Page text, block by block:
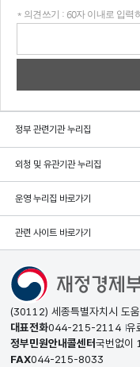
* 의견쓰기 : 60자 이내로 입력
정부 관련기관 누리집
외청 및 유관기관 누리집
운영 누리집 바로가기
관련 사이트 바로가기
(30112) 세종특별자치시 도
대표전화044-215-2114 유
정부민원안내콜센터국번없이
FAX044-215-8033